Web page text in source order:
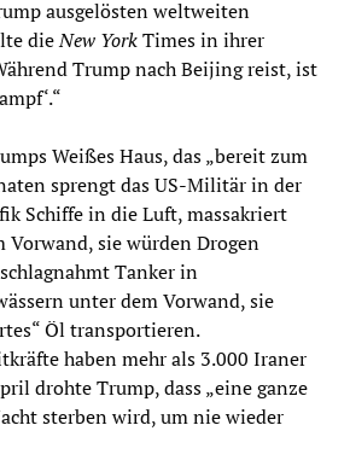
ausgelösten weltweiten
dieNew YorkTimes in ihrer
Trump nach Beijing reist, ist
Weißes Haus, das „bereit zum
sprengt das US-Militär in der
Schiffe in die Luft, massakriert
sie würden Drogen
Tanker in
unter dem Vorwand, sie
Öl transportieren.
haben mehr als 3.000 Iraner
drohte Trump, dass „eine ganze
sterben wird, um nie wieder